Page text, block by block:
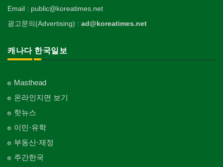
Email : public@koreatimes.net
광고문의(Advertising) : ad@koreatimes.net
캐나다 한국일보
Masthead
온라인지면 보기
핫뉴스
이민·유학
부동산·재정
주간한국